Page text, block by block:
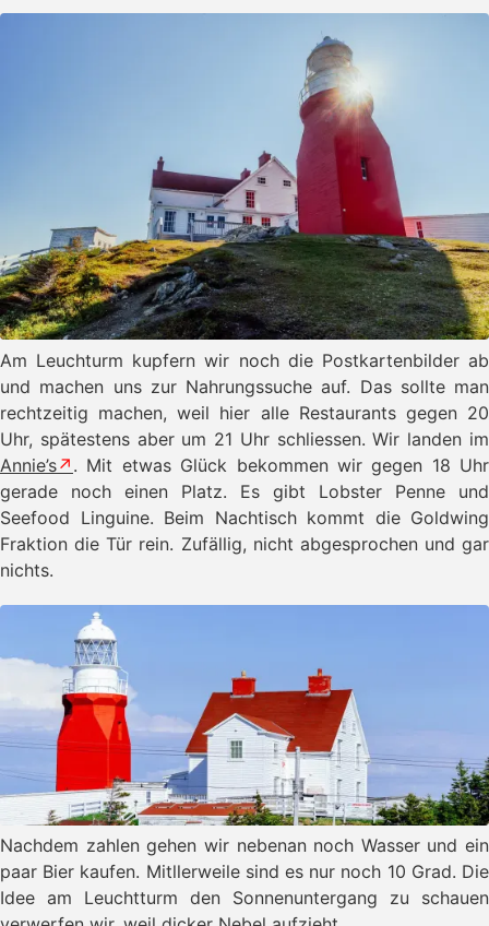
Am Leuchturm kupfern wir noch die Postkartenbilder ab
und machen uns zur Nahrungssuche auf. Das sollte man
rechtzeitig machen, weil hier alle Restaurants gegen 20
Uhr, spätestens aber um 21 Uhr schliessen. Wir landen im
Annie’s
. Mit etwas Glück bekommen wir gegen 18 Uhr
gerade noch einen Platz. Es gibt Lobster Penne und
Seefood Linguine. Beim Nachtisch kommt die Goldwing
Fraktion die Tür rein. Zufällig, nicht abgesprochen und gar
nichts.
Nachdem zahlen gehen wir nebenan noch Wasser und ein
paar Bier kaufen. Mitllerweile sind es nur noch 10 Grad. Die
Idee am Leuchtturm den Sonnenuntergang zu schauen